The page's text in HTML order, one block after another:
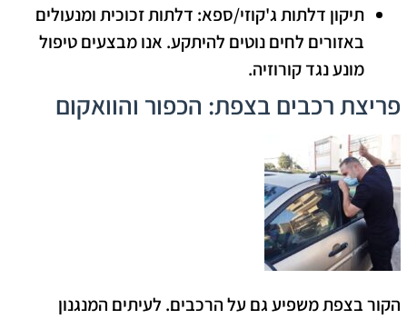
תיקון דלתות ג'קוזי/ספא: דלתות זכוכית ומנעולים
באזורים לחים נוטים להיתקע. אנו מבצעים טיפול
מונע נגד קורוזיה.
פריצת רכבים בצפת: הכפור והוואקום
הקור בצפת משפיע גם על הרכבים. לעיתים המנגנון